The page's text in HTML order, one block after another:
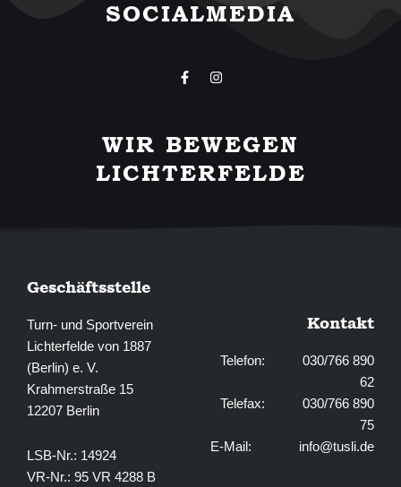
SOCIALMEDIA
F
a
o
o
k
-
I
n
g
r
a
m
WIR BEWEGEN
LICHTERFELDE
Geschäftsstelle
Turn- und Sportverein
Lichterfelde von 1887
(Berlin) e. V.
Krahmerstraße 15
12207 Berlin
LSB-Nr.: 14924
VR-Nr.: 95 VR 4288 B
Kontakt
Telefon: 030/766 890
62
Telefax: 030/766 890
75
E-Mail: info@tusli.de